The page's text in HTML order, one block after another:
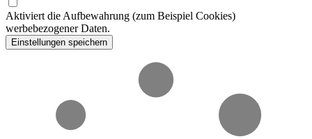
Aktiviert die Aufbewahrung (zum Beispiel Cookies)
werbebezogener Daten.
Einstellungen speichern